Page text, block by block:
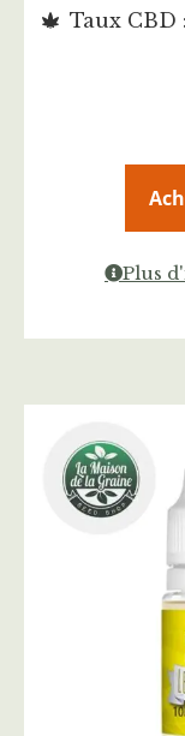
Taux CBD
Plus